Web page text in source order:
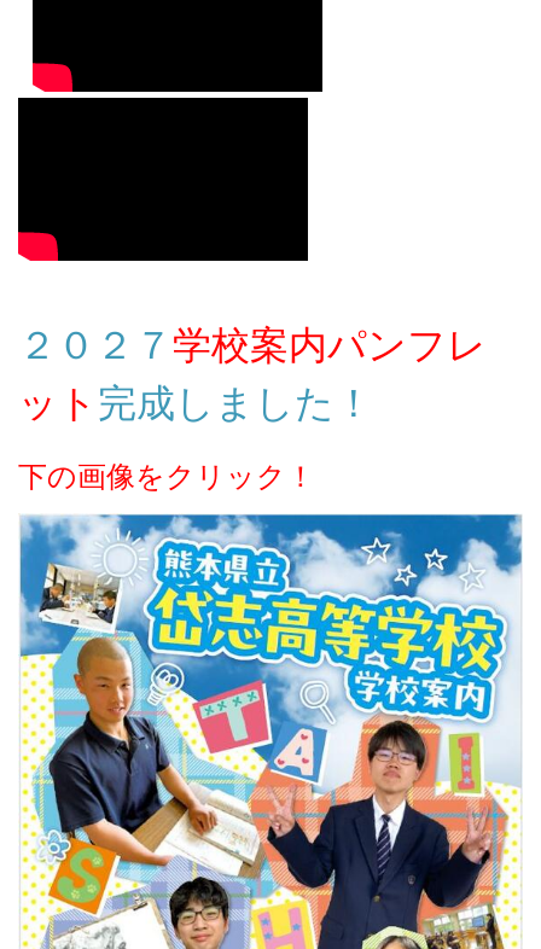
２０２７ 学校案内パンフレ
ット 完成しました！
下の画像をクリック！